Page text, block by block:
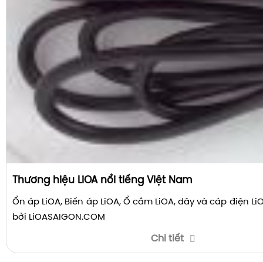
Thương hiệu LiOA nổi tiếng Việt Nam
Ổn áp LiOA, Biến áp LiOA, Ổ cắm LiOA, dây và cáp điện
bởi LiOASAIGON.COM
Chi tiết